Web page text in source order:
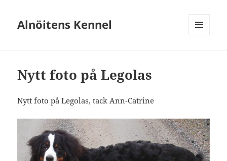
Alnöitens Kennel
Nytt foto på Legolas
Nytt foto på Legolas, tack Ann-Catrine